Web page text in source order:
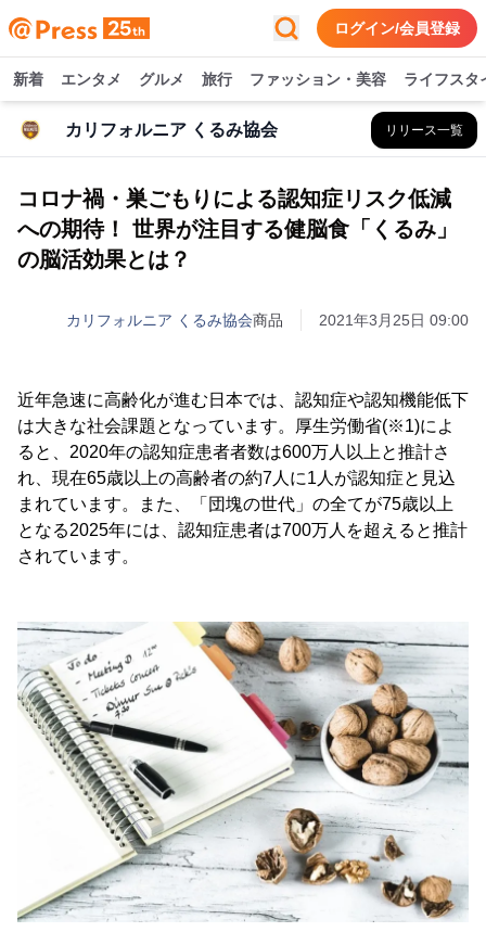
ログイン/会員登録
新着 エンタメ グルメ 旅行 ファッション・美容 ライフスタ
カリフォルニア くるみ協会 リリース一覧
コロナ禍・巣ごもりによる認知症リスク低減
への期待！ 世界が注目する健脳食「くるみ」
の脳活効果とは？
カリフォルニア くるみ協会商品 2021年3月25日 09:00
近年急速に高齢化が進む日本では、認知症や認知機能低下
は大きな社会課題となっています。厚生労働省(※1)によ
ると、2020年の認知症患者者数は600万人以上と推計さ
れ、現在65歳以上の高齢者の約7人に1人が認知症と見込
まれています。また、「団塊の世代」の全てが75歳以上
となる2025年には、認知症患者は700万人を超えると推計
されています。